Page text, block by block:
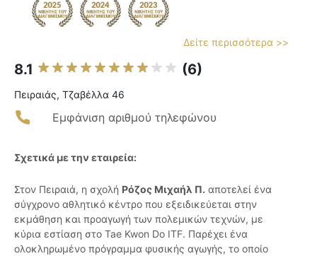
Δείτε περισσότερα >>
8.1 (6)
Πειραιάς, Τζαβέλλα 46
Εμφάνιση αριθμού τηλεφώνου
Σχετικά με την εταιρεία:
Στον Πειραιά, η σχολή Ρόζος Μιχαήλ Π. αποτελεί ένα
σύγχρονο αθλητικό κέντρο που εξειδικεύεται στην
εκμάθηση και προαγωγή των πολεμικών τεχνών, με
κύρια εστίαση στο Tae Kwon Do ITF. Παρέχει ένα
ολοκληρωμένο πρόγραμμα φυσικής αγωγής, το οποίο